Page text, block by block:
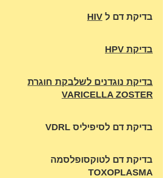
בדיקת דם ל HIV
בדיקת HPV
בדיקת נוגדנים לשלבקת חוגרת
VARICELLA ZOSTER
בדיקת דם לסיפיליס VDRL
בדיקת דם לטוקסופלסמה
TOXOPLASMA